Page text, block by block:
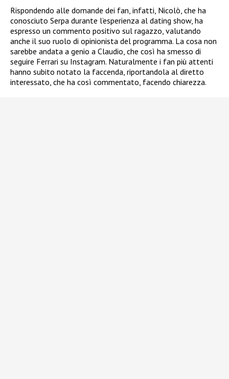
Rispondendo alle domande dei fan, infatti, Nicolò, che ha
conosciuto Serpa durante l’esperienza al dating show, ha
espresso un commento positivo sul ragazzo, valutando
anche il suo ruolo di opinionista del programma. La cosa non
sarebbe andata a genio a Claudio, che così ha smesso di
seguire Ferrari su Instagram. Naturalmente i fan più attenti
hanno subito notato la faccenda, riportandola al diretto
interessato, che ha così commentato, facendo chiarezza.